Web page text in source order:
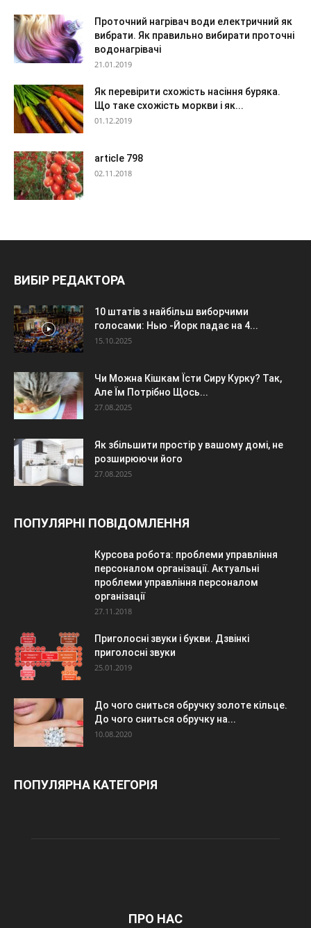
Проточний нагрівач води електричний як
вибрати. Як правильно вибирати проточні
водонагрівачі
21.01.2019
Як перевірити схожість насіння буряка.
Що таке схожість моркви і як...
01.12.2019
article 798
02.11.2018
ВИБІР РЕДАКТОРА
10 штатів з найбільш виборчими
голосами: Нью -Йорк падає на 4...
15.10.2025
Чи Можна Кішкам Їсти Сиру Курку? Так,
Але Їм Потрібно Щось...
27.08.2025
Як збільшити простір у вашому домі, не
розширюючи його
27.08.2025
ПОПУЛЯРНІ ПОВІДОМЛЕННЯ
Курсова робота: проблеми управління
персоналом організації. Актуальні
проблеми управління персоналом
організації
27.11.2018
Приголосні звуки і букви. Дзвінкі
приголосні звуки
25.01.2019
До чого сниться обручку золоте кільце.
До чого сниться обручку на...
10.08.2020
ПОПУЛЯРНА КАТЕГОРІЯ
ПРО НАС